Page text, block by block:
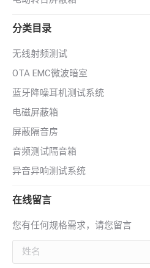
分类目录
无线射频测试
OTA EMC微波暗室
蓝牙降噪耳机测试系统
电磁屏蔽箱
屏蔽隔音房
音频测试隔音箱
异音异响测试系统
在线留言
您有任何规格需求，请您留言
姓名